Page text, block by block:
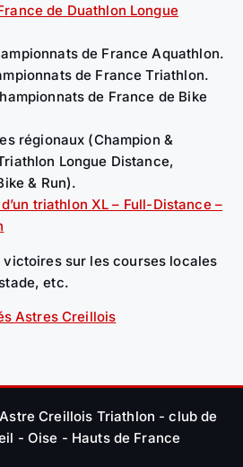
de Duathlon Longue
de France Aquathlon.
de France Triathlon.
de France de Bike
régionaux (Champion &
Longue Distance,
& Run).
triathlon XL – Full-Distance –
victoires sur les courses locales
etc.
Astres Creillois
Creillois Triathlon - club de
- Oise - Hauts de France